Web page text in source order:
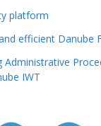
platform
efficient Danube
Administrative
IWT